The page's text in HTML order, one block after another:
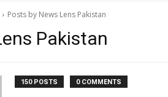
Posts by News Lens Pakistan
Pakistan
150 POSTS 0 COMMENTS